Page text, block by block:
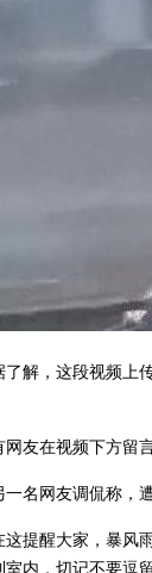
了解，这段视频上
网友在视频下方留
一名网友调侃称，
这提醒大家，暴风
室内，切记不要逗